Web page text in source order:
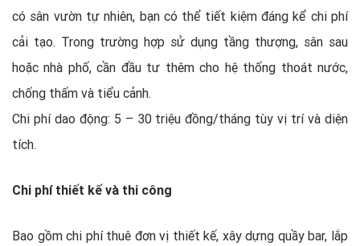
có sân vườn tự nhiên, bạn có thể tiết kiệm đáng kể chi phí
cải tạo. Trong trường hợp sử dụng tầng thượng, sân sau
hoặc nhà phố, cần đầu tư thêm cho hệ thống thoát nước,
chống thấm và tiểu cảnh.
Chi phí dao động: 5 – 30 triệu đồng/tháng tùy vị trí và diện
tích.
Chi phí thiết kế và thi công
Bao gồm chi phí thuê đơn vị thiết kế, xây dựng quầy bar, lắp